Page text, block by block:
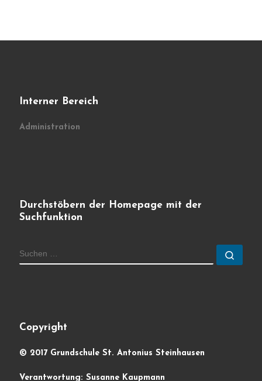
Interner Bereich
Administration
Durchstöbern der Homepage mit der
Suchfunktion
SUCHE
Copyright
© 2017 Grundschule St. Antonius Steinhausen
Verantwortung: Susanne Kaupmann